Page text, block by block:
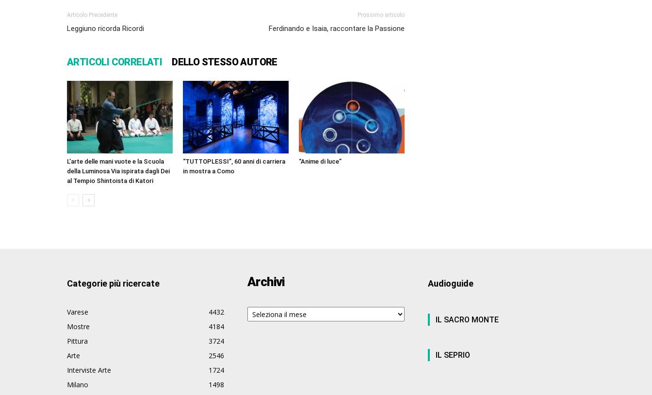
Articolo Precedente
Leggiuno ricorda Ricordi
Prossimo articolo
Ferdinando e Isaia, raccontare la Passione
ARTICOLI CORRELATI DELLO STESSO AUTORE
L’arte delle mani vuote e la Scuola
della Luminosa Via ispirata dagli Dei
al Tempio Shintoista di Katori
“TUTTOPLESSI”, 60 anni di carriera
in mostra a Como
“Anime di luce”
Categorie più ricercate
Varese
4432
Mostre
4184
Pittura
3724
Arte
2546
Interviste Arte
1724
Milano
1498
Archivi
Archivi
Audioguide
IL SACRO MONTE
IL SEPRIO